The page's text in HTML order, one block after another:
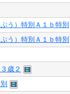
う）特別Ａ１ｂ特別
う）特別Ａ１ｂ特別
歳２